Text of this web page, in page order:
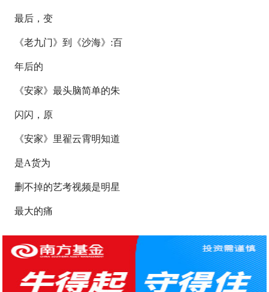
最后，变
《老九门》到《沙海》:百
年后的
《安家》最头脑简单的朱
闪闪，原
《安家》里翟云霄明知道
是A货为
删不掉的艺考视频是明星
最大的痛